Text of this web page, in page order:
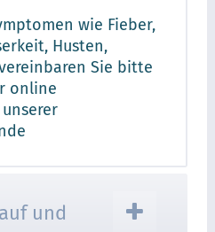
wie Fieber,
Husten,
Sie bitte
online
und